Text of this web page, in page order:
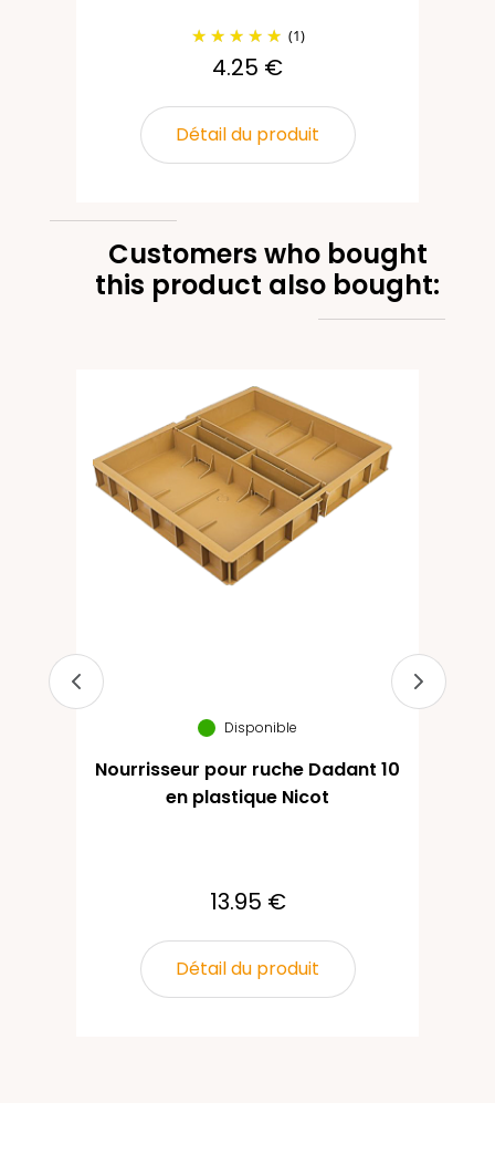
(1)
4.25 €
Détail du produit
Customers who bought
this product also bought:
Disponible
Nourrisseur pour ruche Dadant 10
en plastique Nicot
13.95 €
Détail du produit